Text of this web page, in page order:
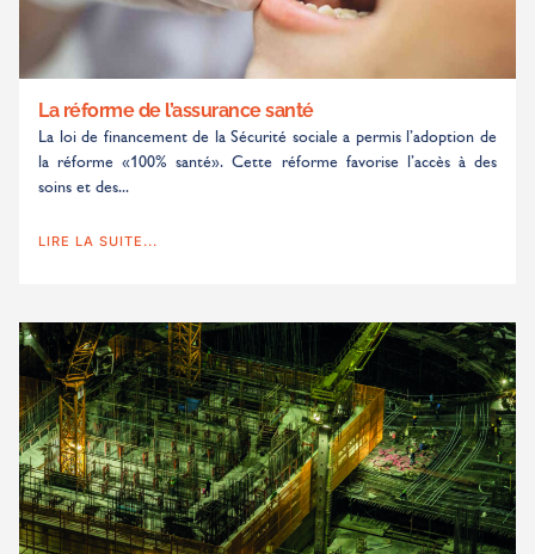
La réforme de l’assurance santé
La loi de financement de la Sécurité sociale a permis l’adoption de
la réforme «100% santé». Cette réforme favorise l’accès à des
soins et des...
LIRE LA SUITE...